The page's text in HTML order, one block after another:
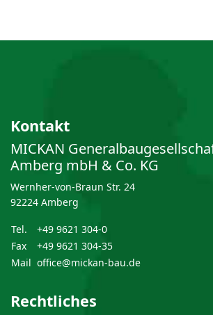
Kontakt
MICKAN
Amberg mbH & Co. KG
Wernher-von-Braun Str. 24
92224 Amberg
Tel.
+49 9621 304-0
Fax
+49 9621 304-35
Mail office@mickan-bau.de
Rechtliches